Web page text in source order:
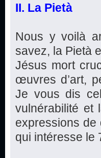
II. La Pietà
Nous y voilà
savez, la Pietà
Jésus mort
œuvres d’art,
Je vous dis
vulnérabilité et
expressions de
qui intéresse le